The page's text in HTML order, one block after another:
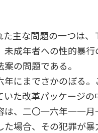
主な問題の一つは、
成年者への性的暴
の問題である。
にまでさかのぼる
た改革パッケージ
、二〇一六年一一
場合、その犯罪が